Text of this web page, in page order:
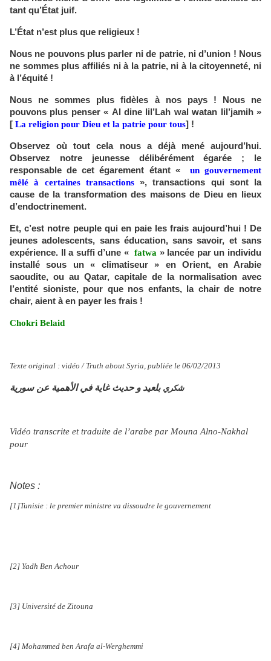
tant qu’État juif.
L’État n’est plus que religieux !
Nous ne pouvons plus parler ni de patrie, ni d’union ! Nous
ne sommes plus affiliés ni à la patrie, ni à la citoyenneté, ni
à l’équité !
Nous ne sommes plus fidèles à nos pays ! Nous ne
pouvons plus penser « Al dine lil’Lah wal watan lil’jamih»
[ La religion pour Dieu et la patrie pour tous] !
Observez où tout cela nous a déjà mené aujourd’hui.
Observez notre jeunesse délibérément égarée ; le
responsable de cet égarement étant «
un gouvernement
mêlé à certaines transactions», transactions qui sont la
cause de la transformation des maisons de Dieu en lieux
d’endoctrinement.
Et, c’est notre peuple qui en paie les frais aujourd’hui ! De
jeunes adolescents, sans éducation, sans savoir, et sans
expérience. Il a suffi d’une « fatwa » lancée par un individu
installé sous un « climatiseur » en Orient, en Arabie
saoudite, ou au Qatar, capitale de la normalisation avec
l’entité sioniste, pour que nos enfants, la chair de notre
chair, aient à en payer les frais !
Chokri Belaid
Texte original : vidéo / Truth about Syria, publiée le 06/02/2013
شكري بلعيد و حديث غاية في الأهمية عن سورية
Vidéo transcrite et traduite de l’arabe par Mouna Alno-Nakhal
pour
Notes :
[1]Tunisie : le premier ministre va dissoudre le gouvernement
[2] Yadh Ben Achour
[3] Université de Zitouna
[4] Mohammed ben Arafa al-Werghemmi